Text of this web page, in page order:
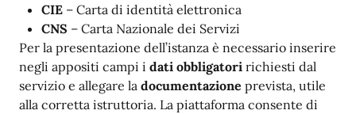
CIE – Carta di identità elettronica
CNS – Carta Nazionale dei Servizi
Per la presentazione dell’istanza è necessario inserire
negli appositi campi i dati obbligatori richiesti dal
servizio e allegare la documentazione prevista, utile
alla corretta istruttoria. La piattaforma consente di